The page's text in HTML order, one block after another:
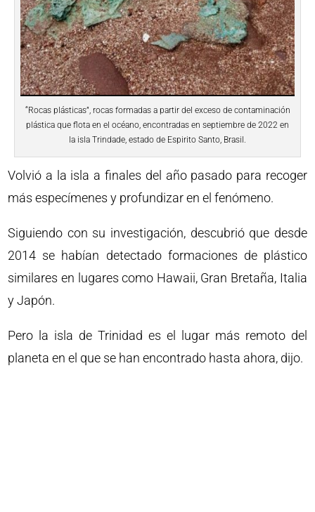
“Rocas plásticas”, rocas formadas a partir del exceso de contaminación
plástica que flota en el océano, encontradas en septiembre de 2022 en
la isla Trindade, estado de Espirito Santo, Brasil.
Volvió a la isla a finales del año pasado para recoger
más especímenes y profundizar en el fenómeno.
Siguiendo con su investigación, descubrió que desde
2014 se habían detectado formaciones de plástico
similares en lugares como Hawaii, Gran Bretaña, Italia
y Japón.
Pero la isla de Trinidad es el lugar más remoto del
planeta en el que se han encontrado hasta ahora, dijo.